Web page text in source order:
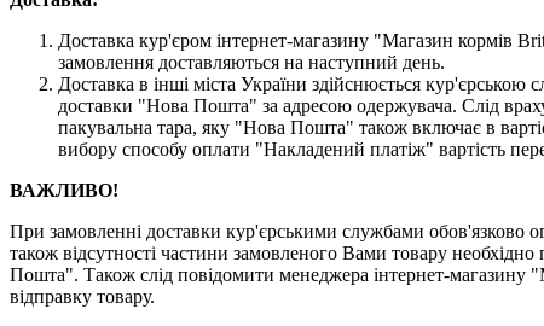
Доставка кур'єром інтернет-магазину "Магазин кормів
замовлення доставляються на наступний день.
Доставка в інші міста України здійснюється
доставки "Нова Пошта" за адресою одержувача. Слід
пакувальна тара, яку "Нова Пошта" також включає в
вибору способу оплати "Накладений платіж" вартість
ВАЖЛИВО!
При замовленні доставки кур'єрськими службами обов'язково
також відсутності частини замовленого Вами товару
Пошта". Також слід повідомити менеджера інтернет-магазину
відправку товару.